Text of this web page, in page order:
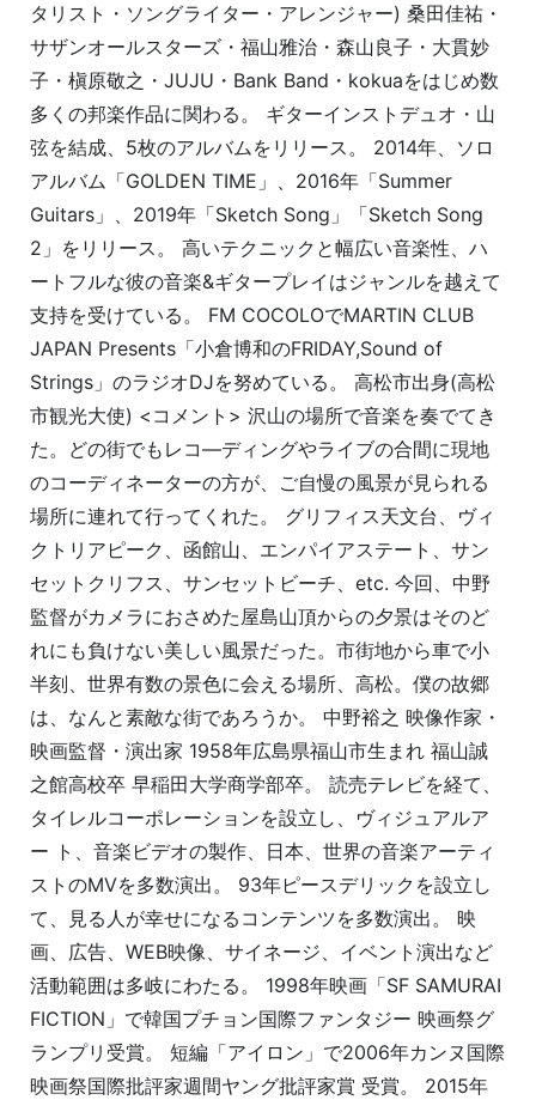
タリスト・ソングライター・アレンジャー) 桑田佳祐・
サザンオールスターズ・福山雅治・森山良子・大貫妙
子・槇原敬之・JUJU・Bank Band・kokuaをはじめ数
多くの邦楽作品に関わる。 ギターインストデュオ・山
弦を結成、5枚のアルバムをリリース。 2014年、ソロ
アルバム「GOLDEN TIME」、2016年「Summer
Guitars」、2019年「Sketch Song」「Sketch Song
2」をリリース。 高いテクニックと幅広い音楽性、ハ
ートフルな彼の音楽&ギタープレイはジャンルを越えて
支持を受けている。 FM COCOLOでMARTIN CLUB
JAPAN Presents「小倉博和のFRIDAY,Sound of
Strings」のラジオDJを努めている。 高松市出身(高松
市観光大使) <コメント> 沢山の場所で音楽を奏でてき
た。どの街でもレコ―ディングやライブの合間に現地
のコーディネーターの方が、ご自慢の風景が見られる
場所に連れて行ってくれた。 グリフィス天文台、ヴィ
クトリアピーク、函館山、エンパイアステート、サン
セットクリフス、サンセットビーチ、etc. 今回、中野
監督がカメラにおさめた屋島山頂からの夕景はそのど
れにも負けない美しい風景だった。市街地から車で小
半刻、世界有数の景色に会える場所、高松。僕の故郷
は、なんと素敵な街であろうか。 中野裕之 映像作家・
映画監督・演出家 1958年広島県福山市生まれ 福山誠
之館高校卒 早稲田大学商学部卒。 読売テレビを経て、
タイレルコーポレーションを設立し、ヴィジュアルア
ー ト、音楽ビデオの製作、日本、世界の音楽アーティ
ストのMVを多数演出。 93年ピースデリックを設立し
て、見る人が幸せになるコンテンツを多数演出。 映
画、広告、WEB映像、サイネージ、イベント演出など
活動範囲は多岐にわたる。 1998年映画「SF SAMURAI
FICTION」で韓国プチョン国際ファンタジー 映画祭グ
ランプリ受賞。 短編「アイロン」で2006年カンヌ国際
映画祭国際批評家週間ヤング批評家賞 受賞。 2015年